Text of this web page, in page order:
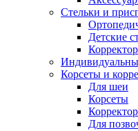
Стельки и
Детские
Корсеты и
Для шеи
Корсеты
Для